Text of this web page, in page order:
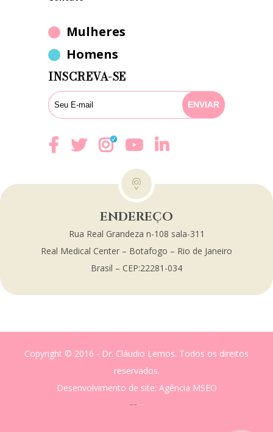
Mulheres
Homens
INSCREVA-SE
ENDEREÇO
Rua Real Grandeza n-108 sala-311
Real Medical Center – Botafogo – Rio de Janeiro
Brasil – CEP:22281-034
Copyright © 2016 - Dr. Cláudio Lemos. Todos os direitos
reservados.
Desenvolvimento de site: Agência MSEO